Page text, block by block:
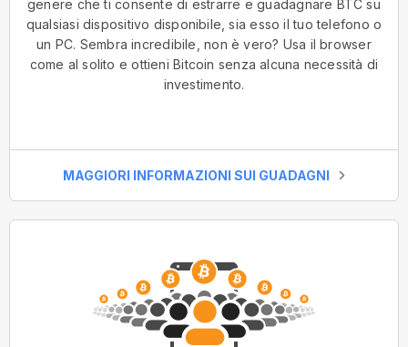
genere che ti consente di estrarre e guadagnare BTC su
qualsiasi dispositivo disponibile, sia esso il tuo telefono o
un PC. Sembra incredibile, non è vero? Usa il browser
come al solito e ottieni Bitcoin senza alcuna necessità di
investimento.
MAGGIORI INFORMAZIONI SUI GUADAGNI